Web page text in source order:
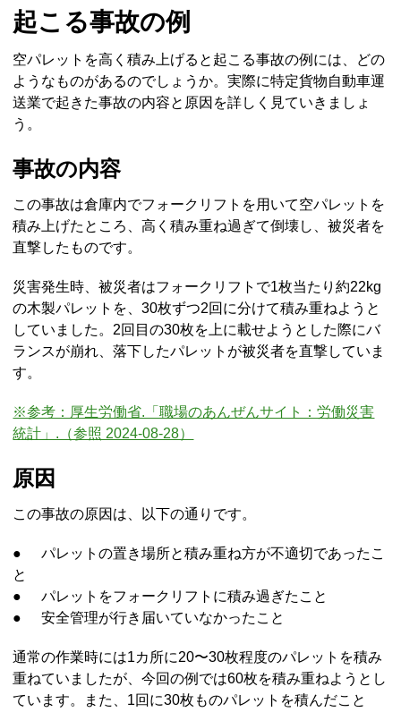
起こる事故の例
空パレットを高く積み上げると起こる事故の例には、どの
ようなものがあるのでしょうか。実際に特定貨物自動車運
送業で起きた事故の内容と原因を詳しく見ていきましょ
う。
事故の内容
この事故は倉庫内でフォークリフトを用いて空パレットを
積み上げたところ、高く積み重ね過ぎて倒壊し、被災者を
直撃したものです。
災害発生時、被災者はフォークリフトで1枚当たり約22kg
の木製パレットを、30枚ずつ2回に分けて積み重ねようと
していました。2回目の30枚を上に載せようとした際にバ
ランスが崩れ、落下したパレットが被災者を直撃していま
す。
※参考：厚生労働省.「職場のあんぜんサイト：労働災害
統計」.（参照 2024-08-28）
原因
この事故の原因は、以下の通りです。
●
パレットの置き場所と積み重ね方が不適切であったこ
と
●
パレットをフォークリフトに積み過ぎたこと
●
安全管理が行き届いていなかったこと
通常の作業時には1カ所に20〜30枚程度のパレットを積み
重ねていましたが、今回の例では60枚を積み重ねようとし
ています。また、1回に30枚ものパレットを積んだこと